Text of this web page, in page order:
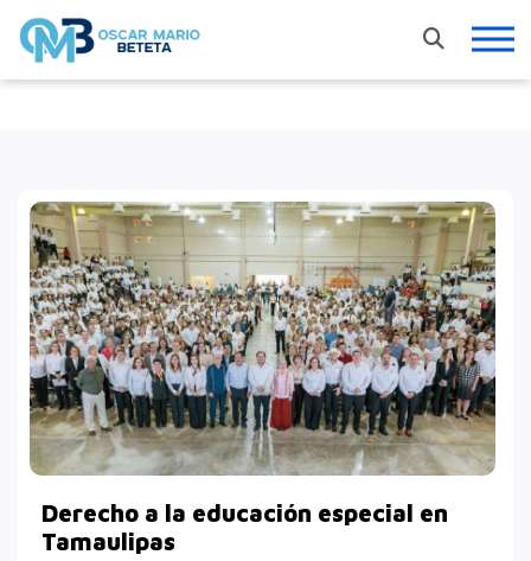
Derecho a la educación especial en
Tamaulipas
Nacional
En los tiempos de la radio
Entrevistas
Internacional
Deportes
Columnas invitadas
Atrapados en las Redes